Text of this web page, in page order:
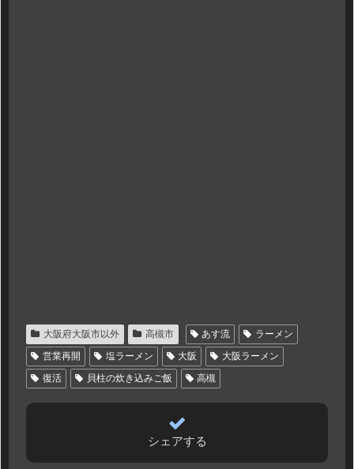
大阪府大阪市以外 高槻市 あす流
ラーメン
営業再開
塩ラーメン 大阪
大阪ラーメン
復活
貝柱の炊き込みご飯 高槻
シェアする